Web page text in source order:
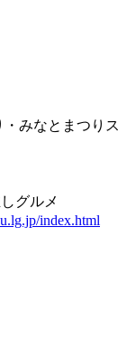
みなとまつりス
グルメ
index.html